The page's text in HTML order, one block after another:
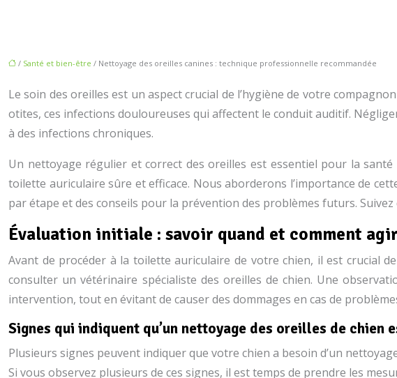
/ Santé et bien-être / Nettoyage des oreilles canines : technique professionnelle recommandée
Le soin des oreilles est un aspect crucial de l’hygiène de votre
otites, ces infections douloureuses qui affectent le conduit auditif.
à des infections chroniques.
Un nettoyage régulier et correct des oreilles est essentiel pour la
toilette auriculaire sûre et efficace. Nous aborderons l’importance de
par étape et des conseils pour la prévention des problèmes futurs.
Évaluation initiale : savoir quand et comment
Avant de procéder à la toilette auriculaire de votre chien, il est crucial
consulter un vétérinaire spécialiste des oreilles de chien. Une
intervention, tout en évitant de causer des dommages en cas de
Signes qui indiquent qu’un nettoyage des oreilles de chien
Plusieurs signes peuvent indiquer que votre chien a besoin d’un
Si vous observez plusieurs de ces signes, il est temps de prendre les